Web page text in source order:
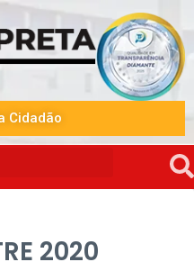
Cidadão
2020